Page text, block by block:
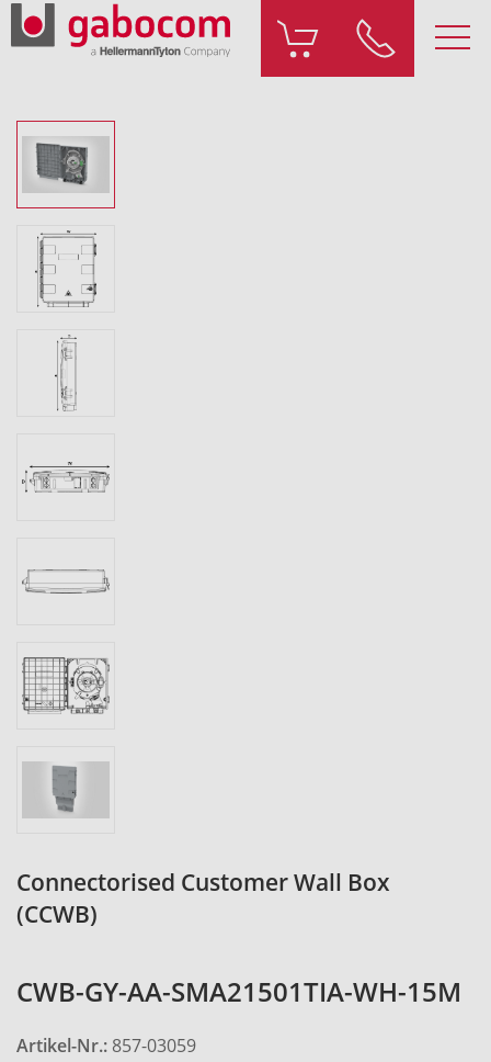
Connectorised Customer Wall Box
(CCWB)
CWB-GY-AA-SMA21501TIA-WH-15M
Artikel-Nr.: 857-03059